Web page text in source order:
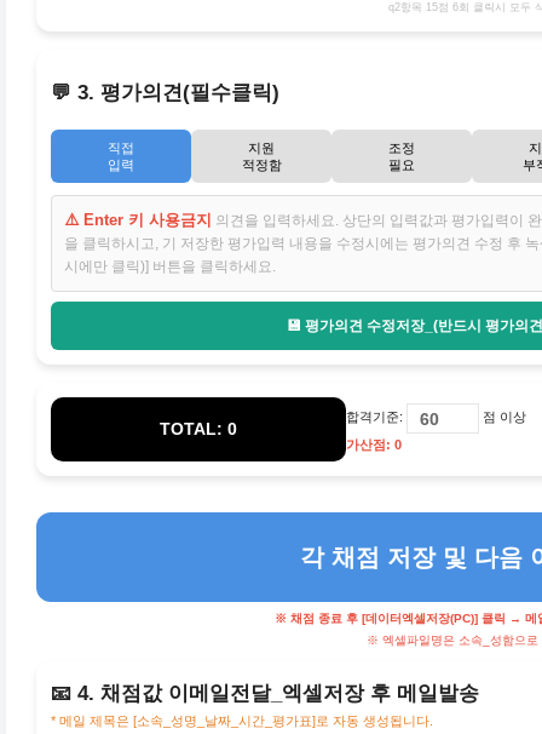
q2항목 15점 6회 클릭시 모두
💬 3. 평가의견(필수클릭)
직접
입력
지원
적정함
조정
필요
부
⚠️ Enter 키 사용금지 의견을 입력하세요. 상단의 입력값과 평가입력이
을 클릭하시고, 기 저장한 평가입력 내용을 수정시에는 평가의견 수정 후
시에만 클릭)] 버튼을 클릭하세요.
💾 평가의견 수정저장_(반드시 평가의
TOTAL: 0
합격기준:
점 이상
가산점: 0
각 채점 저장 및 다음
※ 채점 종료 후 [데이터엑셀저장(PC)] 클릭 → 메
※ 엑셀파일명은 소속_성함으로
📧 4. 채점값 이메일전달_엑셀저장 후 메일발송
* 메일 제목은 [소속_성명_날짜_시간_평가표]로 자동 생성됩니다.